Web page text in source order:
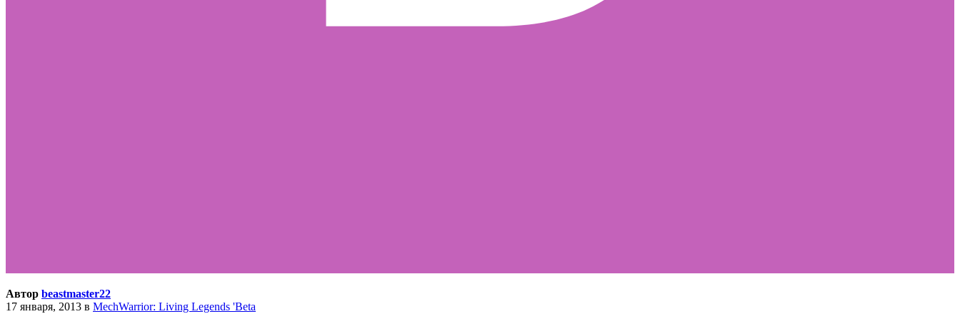
Автор beastmaster22
17 января, 2013 в MechWarrior: Living Legends 'Beta